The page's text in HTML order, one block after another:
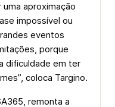
aproximação
impossível ou
eventos
porque
dificuldade em ter
coloca Targino.
remonta a